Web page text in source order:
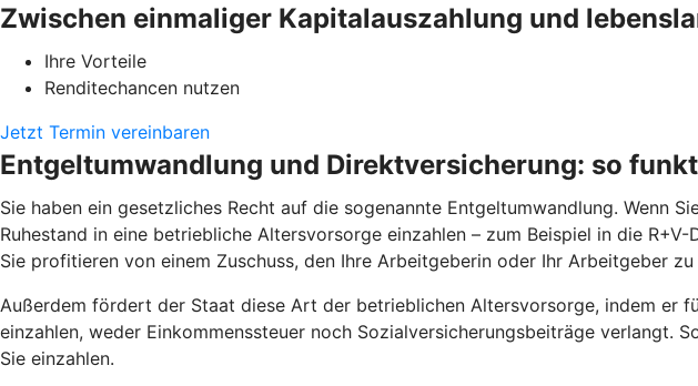
Zwischen einmaliger Kapitalauszahlung und
Ihre Vorteile
Renditechancen nutzen
Jetzt Termin vereinbaren
Entgeltumwandlung und Direktversicherung: so
Sie haben ein gesetzliches Recht auf die sogenannte Entgeltumwandlung. Wenn
Ruhestand in eine betriebliche Altersvorsorge einzahlen – zum Beispiel in die
Sie profitieren von einem Zuschuss, den Ihre Arbeitgeberin oder Ihr Arbeitgeber
Außerdem fördert der Staat diese Art der betrieblichen Altersvorsorge, indem er
einzahlen, weder Einkommenssteuer noch Sozialversicherungsbeiträge verlangt.
Sie einzahlen.